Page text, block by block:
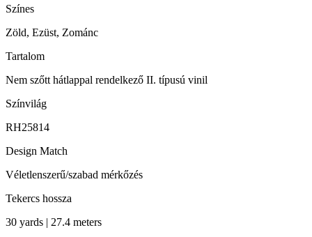
Színes
Zöld, Ezüst, Zománc
Tartalom
Nem szőtt hátlappal rendelkező II. típusú vinil
Színvilág
RH25814
Design Match
Véletlenszerű/szabad mérkőzés
Tekercs hossza
30 yards | 27.4 meters